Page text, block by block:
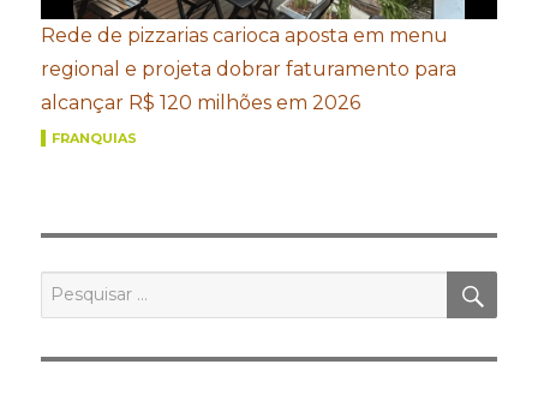
Rede de pizzarias carioca aposta em menu
regional e projeta dobrar faturamento para
alcançar R$ 120 milhões em 2026
FRANQUIAS
Pesquisar
por: